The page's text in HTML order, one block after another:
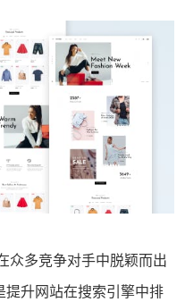
众多竞争对手中脱颖而出
提升网站在搜索引擎中排